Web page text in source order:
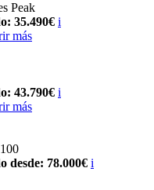
Peak
35.490€ i
más
43.790€ i
más
desde: 78.000€ i